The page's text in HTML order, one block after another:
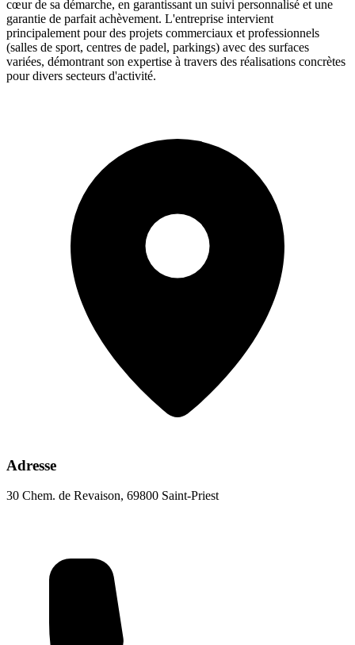
cœur de sa démarche, en garantissant un suivi personnalisé et une
garantie de parfait achèvement. L'entreprise intervient
principalement pour des projets commerciaux et professionnels
(salles de sport, centres de padel, parkings) avec des surfaces
variées, démontrant son expertise à travers des réalisations concrètes
pour divers secteurs d'activité.
Adresse
30 Chem. de Revaison, 69800 Saint-Priest